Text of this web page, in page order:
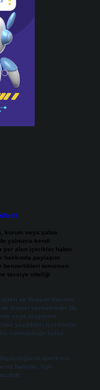
kurum veya şahıs
yalnızca kendi
yer alan içerikler haber
paylaşım
benzerlikleri tamamen
tavsiye niteliği
ve İletişim Kurumu
hizmet vermektedir. Bu
veya araştırma
yazdıkları içeriklerin
sorumluluğu kabul
içerikleri,
halinde, ilgili